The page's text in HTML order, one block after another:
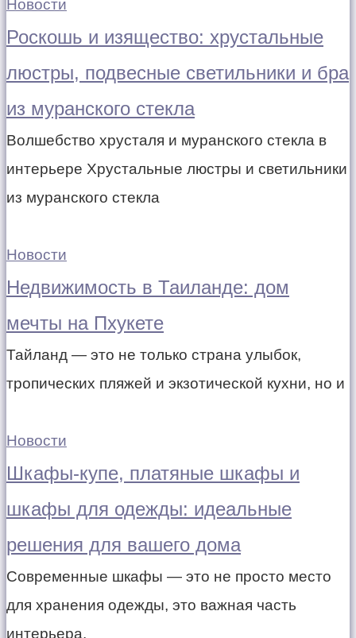
Новости
Роскошь и изящество: хрустальные
люстры, подвесные светильники и бра
из муранского стекла
Волшебство хрусталя и муранского стекла в
интерьере Хрустальные люстры и светильники
из муранского стекла
Новости
Недвижимость в Таиланде: дом
мечты на Пхукете
Тайланд — это не только страна улыбок,
тропических пляжей и экзотической кухни, но и
Новости
Шкафы-купе, платяные шкафы и
шкафы для одежды: идеальные
решения для вашего дома
Современные шкафы — это не просто место
для хранения одежды, это важная часть
интерьера,